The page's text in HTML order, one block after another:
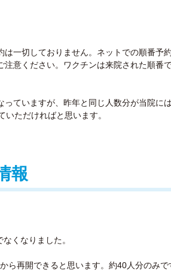
一切しておりません。ネットでの順番予
意ください。ワクチンは来院された順番
ていますが、昨年と同じ人数分が当院に
ただければと思います。
報
くなりました。
ら再開できると思います。約40人分のみで